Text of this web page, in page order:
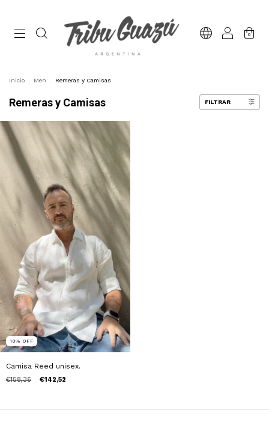
0
Inicio Men Remeras y Camisas
Remeras y Camisas FILTRAR
10% OFF
Camisa Reed unisex.
€158,36 €142,52